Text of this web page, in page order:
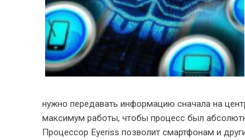
нужно передавать информацию сначала на
максимум работы, чтобы процесс был
Процессор Eyeriss позволит смартфонам и